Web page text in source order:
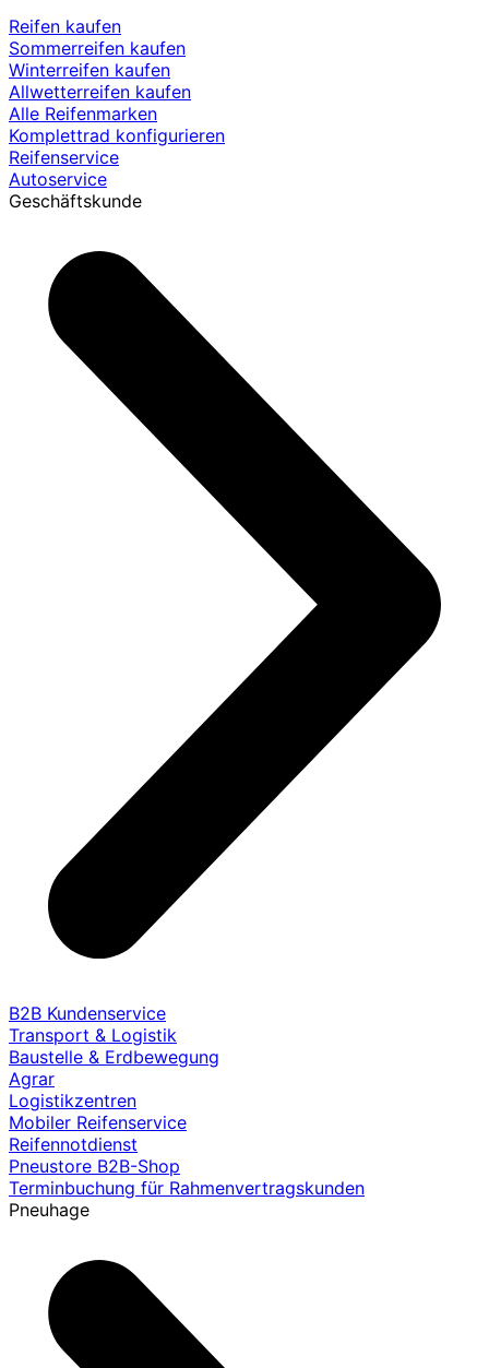
Reifen kaufen
Sommerreifen kaufen
Winterreifen kaufen
Allwetterreifen kaufen
Alle Reifenmarken
Komplettrad konfigurieren
Reifenservice
Autoservice
Geschäftskunde
B2B Kundenservice
Transport & Logistik
Baustelle & Erdbewegung
Agrar
Logistikzentren
Mobiler Reifenservice
Reifennotdienst
Pneustore B2B-Shop
Terminbuchung für Rahmenvertragskunden
Pneuhage